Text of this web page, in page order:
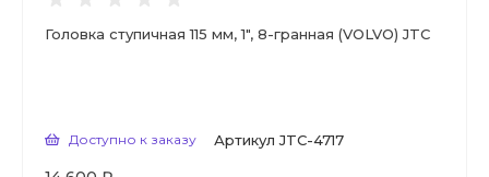
Головка ступичная 115 мм, 1", 8-гранная (VOLVO) JTC
Доступно к заказу Артикул JTC-4717